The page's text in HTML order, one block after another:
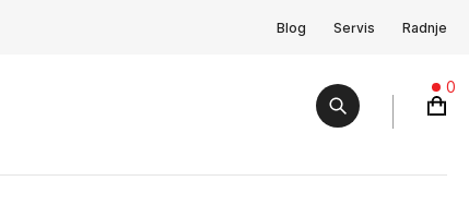
Blog Servis Radnje
0